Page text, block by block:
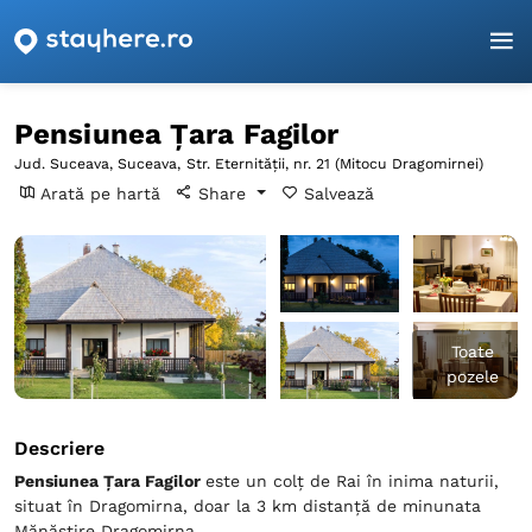
Pagina principală
Pensiunea Țara Fagilor
Jud. Suceava, Suceava, Str. Eternității, nr. 21 (Mitocu Dragomirnei)
Arată pe hartă Share Salvează
Toate
pozele
Descriere
Pensiunea Țara Fagilor este un colț de Rai în inima naturii,
situat în Dragomirna, doar la 3 km distanță de minunata